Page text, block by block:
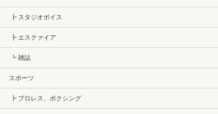
┣ スタジオボイス
┣ エスクァイア
┗ 雑誌
スポーツ
┣ プロレス、ボクシング